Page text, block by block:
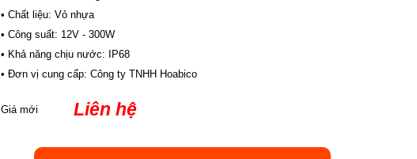
• Chất liệu: Vỏ nhựa
• Công suất: 12V - 300W
• Khả năng chịu nước: IP68
• Đơn vị cung cấp: Công ty TNHH Hoabico
Giá mới Liên hệ